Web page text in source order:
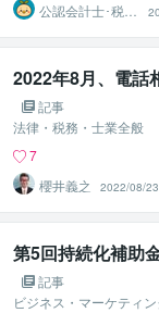
公認会計士･税理
士･行政書士 の
どか屋
2022年8月、電話
記事
法律・税務・士業全般
7
櫻井義之
2022/08/23
第5回持続化補助
記事
ビジネス・マーケティ